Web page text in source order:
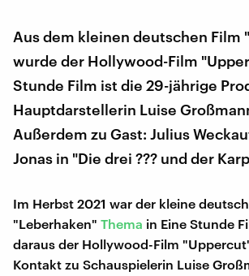
Aus dem kleinen deutschen Film
wurde der Hollywood-Film
Stunde Film ist die 29-jährige
Hauptdarstellerin Luise
Außerdem zu Gast: Julius
Jonas in "Die drei ??? und der
Im Herbst 2021 war der kleine
"Leberhaken" Thema in Eine Stunde
daraus der Hollywood-Film
Kontakt zu Schauspielerin Luise